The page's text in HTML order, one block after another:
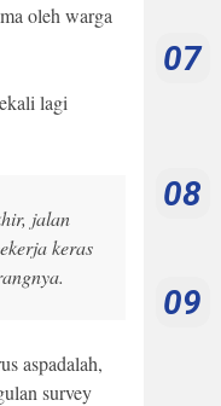
oleh warga
lagi
jalan
keras
aspadalah,
survey
07
08
09